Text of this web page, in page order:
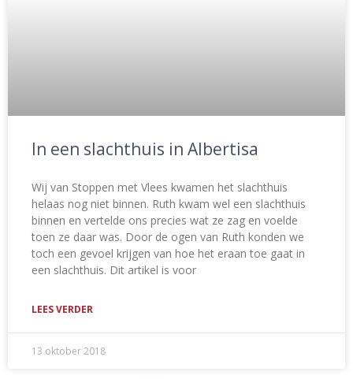
In een slachthuis in Albertisa
Wij van Stoppen met Vlees kwamen het slachthuis
helaas nog niet binnen. Ruth kwam wel een slachthuis
binnen en vertelde ons precies wat ze zag en voelde
toen ze daar was. Door de ogen van Ruth konden we
toch een gevoel krijgen van hoe het eraan toe gaat in
een slachthuis. Dit artikel is voor
LEES VERDER
13 oktober 2018